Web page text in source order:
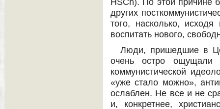
HSCh). По этой причине
других
того, насколько,
воспитать нового,
Люди, пришедшие в
очень остро ощущали
коммунистической
«уже стало можно»,
ослаблен. Не все и не
и, конкретнее,